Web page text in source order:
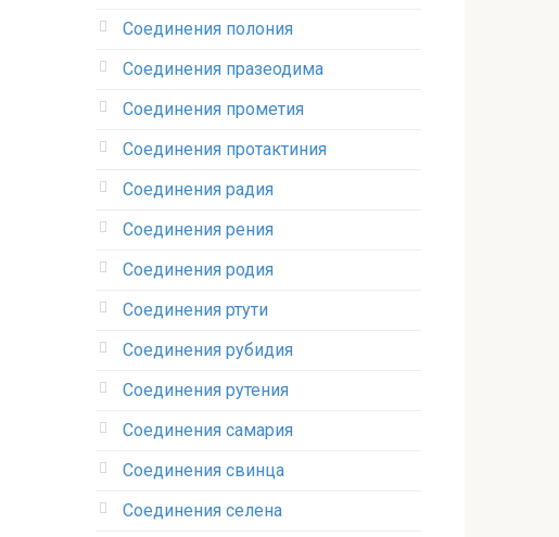
Соединения полония‎
Соединения празеодима‎
Соединения прометия‎
Соединения протактиния‎
Соединения радия‎
Соединения рения‎
Соединения родия‎
Соединения ртути‎
Соединения рубидия‎
Соединения рутения‎
Соединения самария‎
Соединения свинца‎
Соединения селена‎